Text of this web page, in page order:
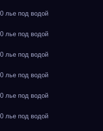
лье под водой
лье под водой
лье под водой
лье под водой
лье под водой
лье под водой